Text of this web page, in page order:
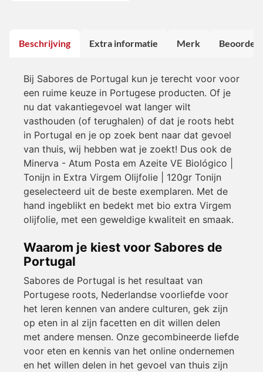
Beschrijving Extra informatie Merk
Bij Sabores de Portugal kun je terecht voor voor
een ruime keuze in Portugese producten. Of je
nu dat vakantiegevoel wat langer wilt
vasthouden (of terughalen) of dat je roots hebt
in Portugal en je op zoek bent naar dat gevoel
van thuis, wij hebben wat je zoekt! Dus ook de
Minerva - Atum Posta em Azeite VE Biológico |
Tonijn in Extra Virgem Olijfolie | 120gr Tonijn
geselecteerd uit de beste exemplaren. Met de
hand ingeblikt en bedekt met bio extra Virgem
olijfolie, met een geweldige kwaliteit en smaak.
Waarom je kiest voor Sabores de
Portugal
Sabores de Portugal is het resultaat van
Portugese roots, Nederlandse voorliefde voor
het leren kennen van andere culturen, gek zijn
op eten in al zijn facetten en dit willen delen
met andere mensen. Onze gecombineerde liefde
voor eten en kennis van het online ondernemen
en het willen delen in het gevoel van thuis zijn